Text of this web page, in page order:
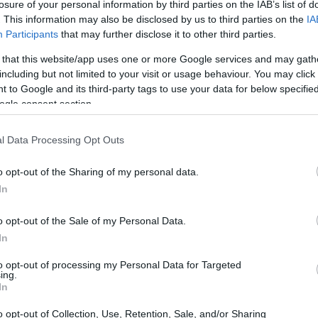
of your personal information by third parties on the IAB’s list of
This information may also be disclosed by us to third parties on the
Participants that may further disclose it to other third parties.
that this website/app uses one or more Google services and may
but not limited to your visit or usage behaviour. You may
to Google and its third-party tags to use your data for below
consent section.
Data Processing Opt Outs
opt-out of the Sharing of my personal data.
opt-out of the Sale of my Personal Data.
opt-out of processing my Personal Data for Targeted
opt-out of Collection, Use, Retention, Sale, and/or Sharing
della birra
notevoli cambiamenti, influenzati da fattori
comportamenti dei consumatori, portando a una
chiave. Tuttavia, aziende come Heineken NV
sfide. La loro recente strategia si basa su un
dibattiti tra esperti del settore e consumatori.
a una politica di prezzi più elevati. Questa
ha analizzato attentamente il mercato e le
può sembrare controintuitivo in un contesto di calo
strategia ben pianificata può portare a risultati
chiara e trasparente con i consumatori,